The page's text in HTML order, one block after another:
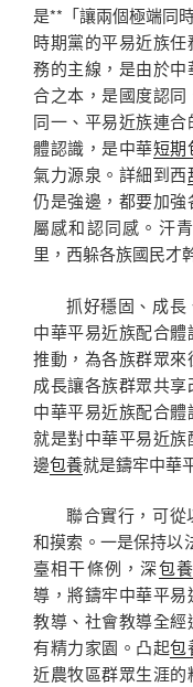
是**「讓兩個極端同
時期黨的平易近族
務的主線，是由於
合之本，是國度認
同一、平易近族連
體認識，是中華短期
氣力源泉。詳細到西
仍是強邊，都要加
屬感和認同感。汗
里，西躲各族國民才
抓好穩固、成長
中華平易近族配合
推動，為各族群眾
成長讓各族群眾共
中華平易近族配合
就是對中華平易近
邊包養就是鑄牢中華
聯合實行，可從
和摸索。一是保持以
臺相干條例，深包
導，將鑄牢中華平
教導、社會教導全
有精力家園。凸起包
近農牧區群眾生涯